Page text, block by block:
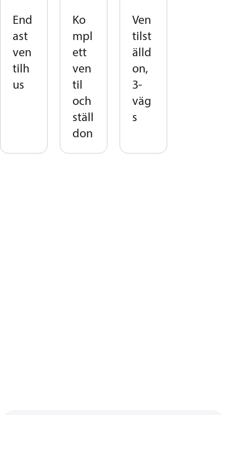
End
ast
ven
tilh
us
Ko
mpl
ett
ven
til
och
ställ
don
Ven
tilst
älld
on,
3-
väg
s